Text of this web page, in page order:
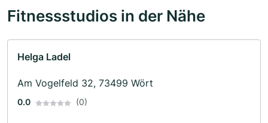
Fitnessstudios in der Nähe
Helga Ladel
Am Vogelfeld 32, 73499 Wört
0.0 (0)